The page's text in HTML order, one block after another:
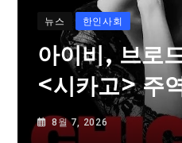
뉴스 한인사회
아이비, 브로
<시카고> 주
8월 7, 2026